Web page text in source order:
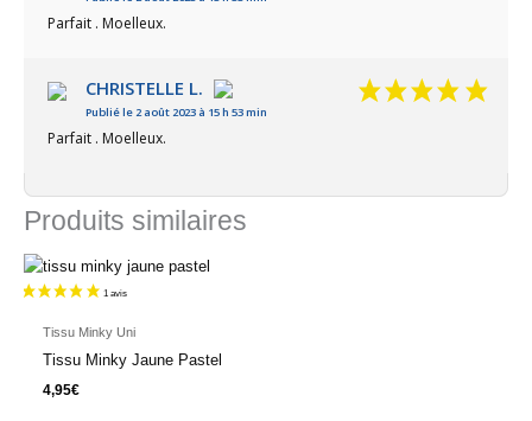
Parfait . Moelleux.
CHRISTELLE L.
Publié le 2 août 2023 à 15 h 53 min
Parfait . Moelleux.
Produits similaires
Tissu Minky Uni
Tissu Minky Jaune Pastel
4,95€